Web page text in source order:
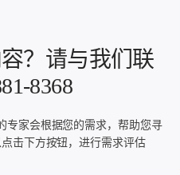
？请与我们联
8368
专家会根据您的需求，帮助您寻
击下方按钮，进行需求评估